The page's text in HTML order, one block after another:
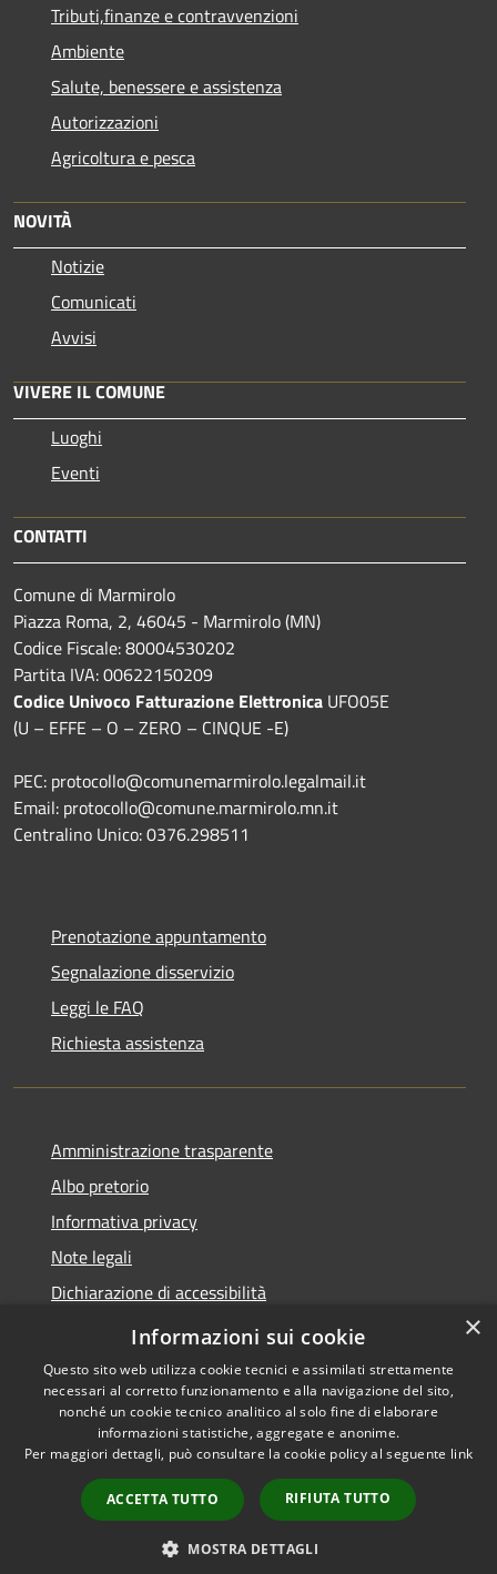
Tributi,finanze e contravvenzioni
Ambiente
Salute, benessere e assistenza
Autorizzazioni
Agricoltura e pesca
NOVITÀ
Notizie
Comunicati
Avvisi
VIVERE IL COMUNE
Luoghi
Eventi
CONTATTI
Comune di Marmirolo
Piazza Roma, 2, 46045 - Marmirolo (MN)
Codice Fiscale: 80004530202
Partita IVA: 00622150209
Codice Univoco Fatturazione Elettronica UFO05E
(U – EFFE – O – ZERO – CINQUE -E)
PEC: protocollo@comunemarmirolo.legalmail.it
Email: protocollo@comune.marmirolo.mn.it
Centralino Unico: 0376.298511
Prenotazione appuntamento
Segnalazione disservizio
Leggi le FAQ
Richiesta assistenza
Amministrazione trasparente
Albo pretorio
Informativa privacy
Note legali
Dichiarazione di accessibilità
Obiettivi di accessibilità
Accessibilità
Copyright © 2026 • Comune di
Marmirolo • Powered by
Municipium•
Accesso
redazione
×
Informazioni sui cookie
Questo sito web utilizza cookie tecnici e assimilati strettamente
necessari al corretto funzionamento e alla navigazione del sito,
nonché un cookie tecnico analitico al solo fine di elaborare
informazioni statistiche, aggregate e anonime.
Per maggiori dettagli, può consultare la cookie policy al seguente link
ACCETTA TUTTO RIFIUTA TUTTO
MOSTRA DETTAGLI